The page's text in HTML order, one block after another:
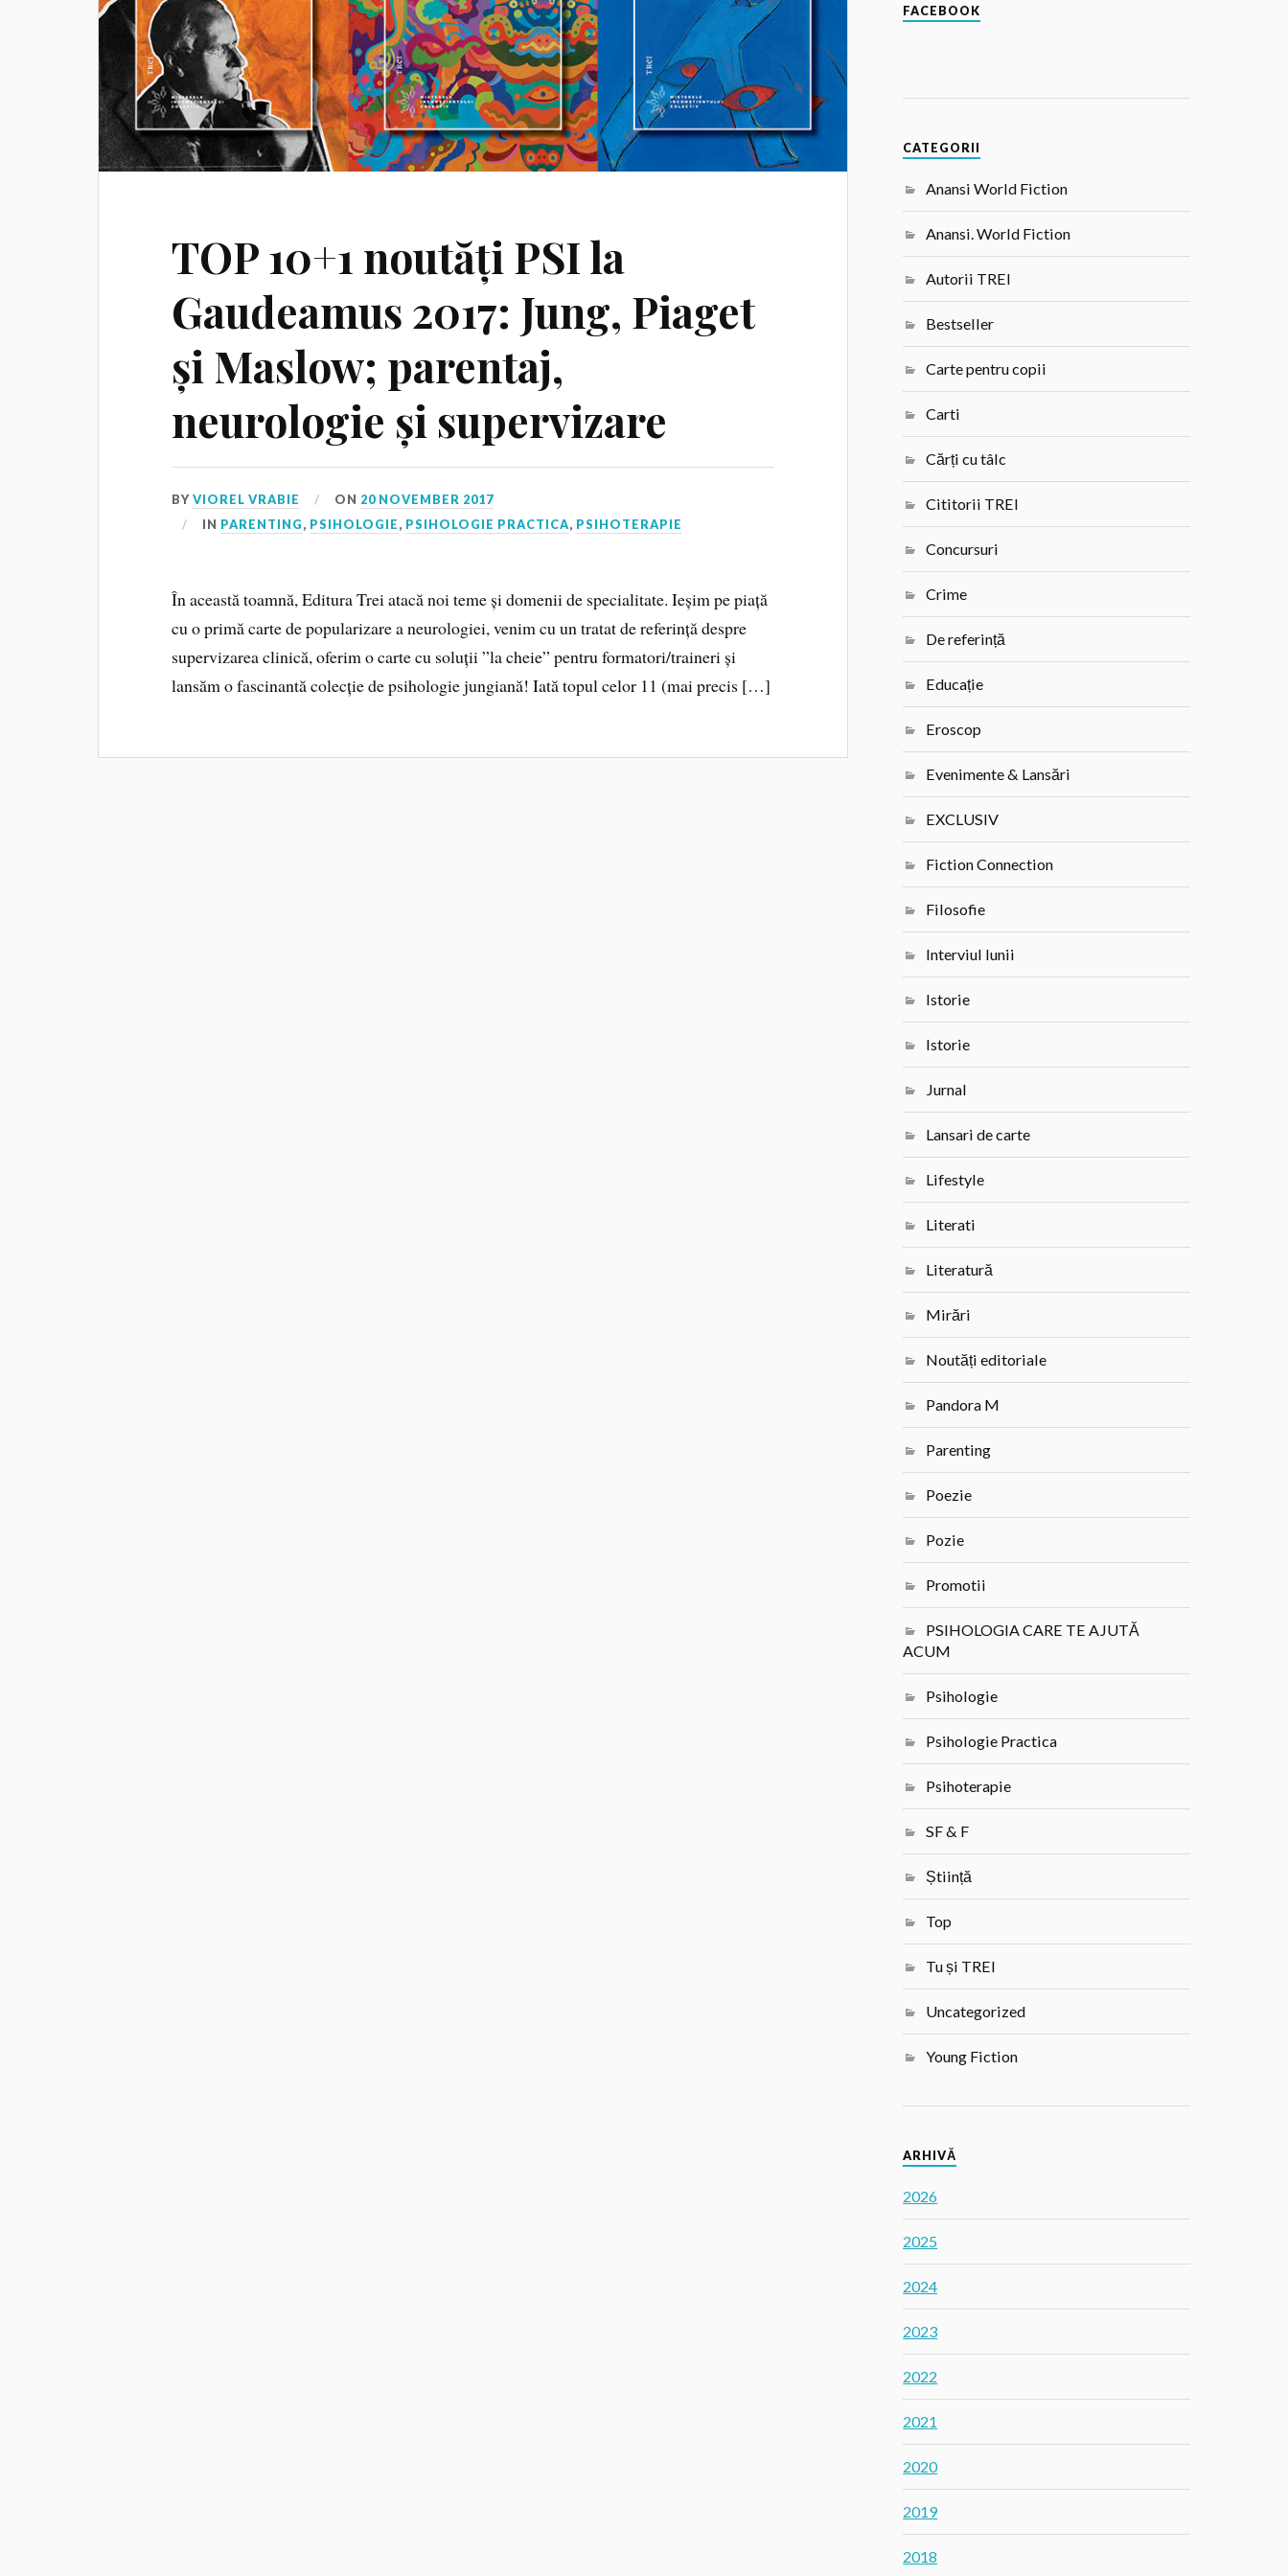
TOP 10+1 noutăți PSI la
Gaudeamus 2017: Jung, Piaget
și Maslow; parentaj,
neurologie și supervizare
BYVIOREL VRABIE ON 20 NOVEMBER 2017
IN PARENTING, PSIHOLOGIE, PSIHOLOGIE PRACTICA, PSIHOTERAPIE
În această toamnă, Editura Trei atacă noi teme și domenii de specialitate. Ieșim pe piață
cu o primă carte de popularizare a neurologiei, venim cu un tratat de referință despre
supervizarea clinică, oferim o carte cu soluții ”la cheie” pentru formatori/traineri și
lansăm o fascinantă colecție de psihologie jungiană! Iată topul celor 11 (mai precis […]
FACEBOOK
CATEGORII
Anansi World Fiction
Anansi. World Fiction
Autorii TREI
Bestseller
Carte pentru copii
Carti
Cărți cu tâlc
Cititorii TREI
Concursuri
Crime
De referință
Educație
Eroscop
Evenimente & Lansări
EXCLUSIV
Fiction Connection
Filosofie
Interviul lunii
Istorie
Istorie
Jurnal
Lansari de carte
Lifestyle
Literati
Literatură
Mirări
Noutăți editoriale
Pandora M
Parenting
Poezie
Pozie
Promotii
PSIHOLOGIA CARE TE AJUTĂ
ACUM
Psihologie
Psihologie Practica
Psihoterapie
SF & F
Știință
Top
Tu și TREI
Uncategorized
Young Fiction
ARHIVĂ
2026
2025
2024
2023
2022
2021
2020
2019
2018